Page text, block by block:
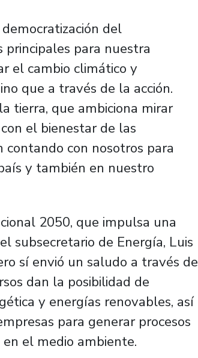
del
para nuestra
el cambio climático y
que a través de la acción.
tierra, que ambiciona mirar
el bienestar de las
contando con nosotros para
y también en nuestro
2050, que impulsa una
subsecretario de Energía, Luis
sí envió un saludo a través de
dan la posibilidad de
y energías renovables, así
para generar procesos
el medio ambiente.